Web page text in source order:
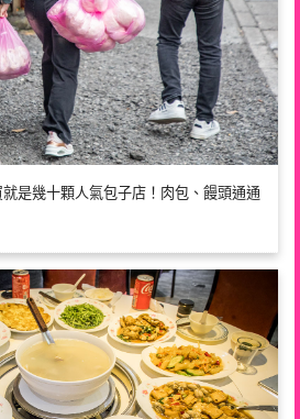
是幾十顆人氣包子店！肉包、饅頭通通